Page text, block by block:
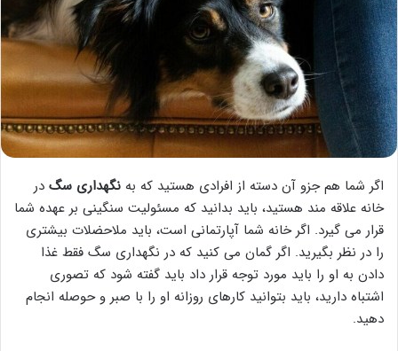
اگر شما هم جزو آن دسته از افرادی هستید که به نگهداری سگ در
خانه علاقه مند هستید، باید بدانید که مسئولیت سنگینی بر عهده شما
قرار می گیرد. اگر خانه شما آپارتمانی است، باید ملاحضلات بیشتری
را در نظر بگیرید. اگر گمان می کنید که در نگهداری سگ فقط غذا
دادن به او را باید مورد توجه قرار داد باید گفته شود که تصوری
اشتباه دارید، باید بتوانید کارهای روزانه او را با صبر و حوصله انجام
دهید.